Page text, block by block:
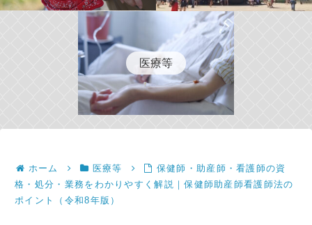
医療等
ホーム 医療等
保健師・助産師・看護師の資
格・処分・業務をわかりやすく解説｜保健師助産師看護師法の
ポイント（令和8年版）